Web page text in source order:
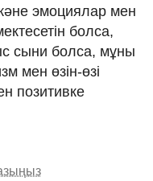
эмоциялар мен
болса,
сыни болса, мұны
мен өзін-өзі
позитивке